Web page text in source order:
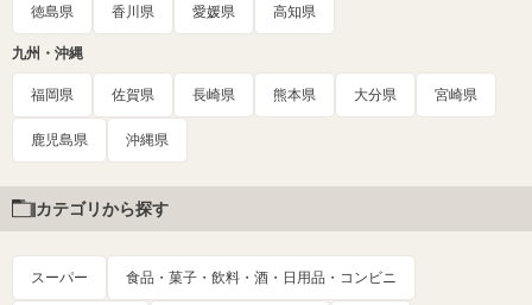
徳島県 香川県 愛媛県 高知県
九州・沖縄
福岡県 佐賀県 長崎県 熊本県 大分県 宮崎県
鹿児島県 沖縄県
カテゴリから探す
スーパー 食品・菓子・飲料・酒・日用品・コンビニ